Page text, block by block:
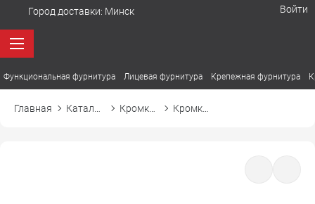
Город доставки: Минск Войти
Функциональная фурнитура Лицевая фурнитура Крепежная фурнитура
Главная